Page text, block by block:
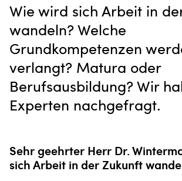
Wie wird sich Arbeit in
wandeln? Welche
Grundkompetenzen
verlangt? Matura oder
Berufsausbildung? Wir
Experten nachgefragt.
Sehr geehrter Herr Dr.
sich Ar­beit in der Zukunft